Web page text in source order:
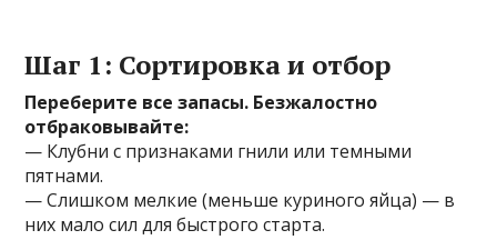
Шаг 1: Сортировка и отбор
Переберите все запасы. Безжалостно
отбраковывайте:
— Клубни с признаками гнили или темными
пятнами.
— Слишком мелкие (меньше куриного яйца) — в
них мало сил для быстрого старта.